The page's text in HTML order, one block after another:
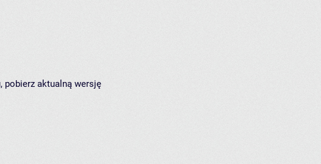
pobierz aktualną wersję